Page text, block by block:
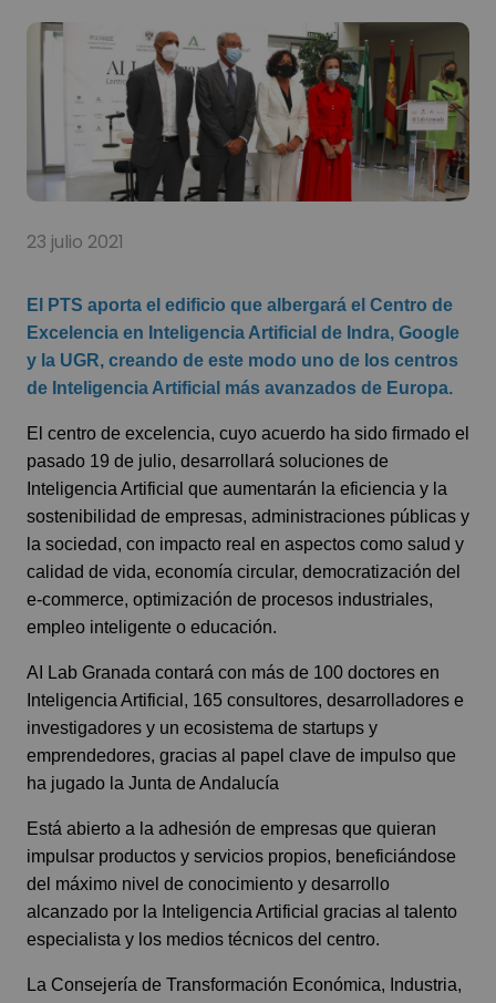
23 julio 2021
El PTS aporta el edificio que albergará el Centro de
Excelencia en Inteligencia Artificial de Indra, Google
y la UGR, creando de este modo uno de los centros
de Inteligencia Artificial más avanzados de Europa.
El centro de excelencia, cuyo acuerdo ha sido firmado el
pasado 19 de julio, desarrollará soluciones de
Inteligencia Artificial que aumentarán la eficiencia y la
sostenibilidad de empresas, administraciones públicas y
la sociedad, con impacto real en aspectos como salud y
calidad de vida, economía circular, democratización del
e-commerce, optimización de procesos industriales,
empleo inteligente o educación.
AI Lab Granada contará con más de 100 doctores en
Inteligencia Artificial, 165 consultores, desarrolladores e
investigadores y un ecosistema de startups y
emprendedores, gracias al papel clave de impulso que
ha jugado la Junta de Andalucía
Está abierto a la adhesión de empresas que quieran
impulsar productos y servicios propios, beneficiándose
del máximo nivel de conocimiento y desarrollo
alcanzado por la Inteligencia Artificial gracias al talento
especialista y los medios técnicos del centro.
La Consejería de Transformación Económica, Industria,